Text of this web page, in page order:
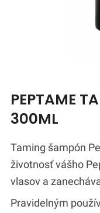
PEPTAME
300ML
Taming šampón
životnosť vášho
vlasov a
Pravidelným